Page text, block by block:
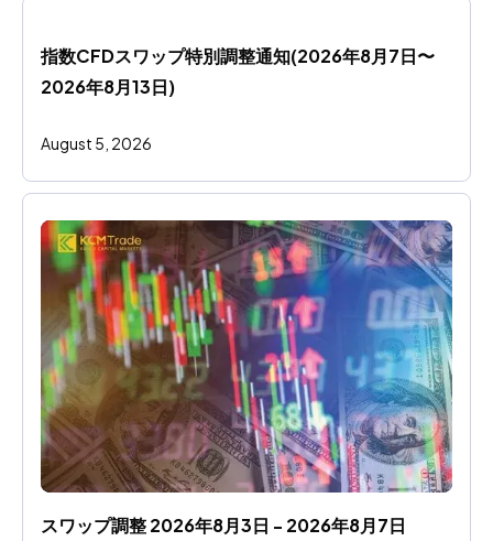
指数CFDスワップ特別調整通知(2026年8月7日〜
2026年8月13日)
August 5, 2026
スワップ調整 2026年8月3日 - 2026年8月7日